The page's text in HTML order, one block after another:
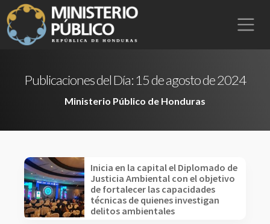
Publicaciones del Día:15 de agosto de 2024
Ministerio Público de Honduras
Inicia en la capital el Diplomado de
Justicia Ambiental con el objetivo
de fortalecer las capacidades
técnicas de quienes investigan
delitos ambientales